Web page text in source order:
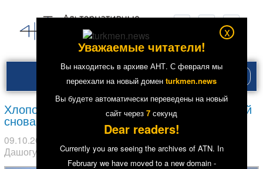
меню
Хлопок-2018: Урожай не уродился, но людей
снова гонят на поля
09.10.2018
Дашогуз
Туркменабад,Хлопок 18871
x
Уважаемые читатели!
Вы находитесь в архиве АНТ. С февраля мы
переехали на новый доменturkmen.news
Вы будете автоматически переведены на новый
сайт через6 секунд
Dear readers!
Currently you are seeing the archives of ATN. In
February we have moved to a new domain -